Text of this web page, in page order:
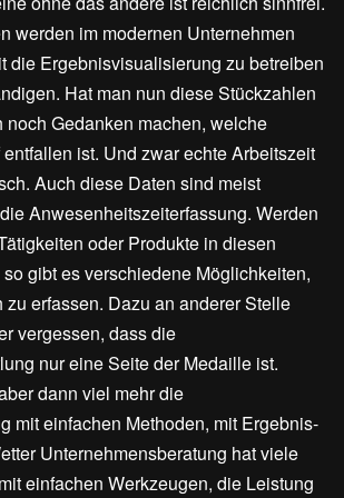
werden im modernen Unternehmen
die Ergebnisvisualisierung zu betreiben
Hat man nun diese Stückzahlen
noch Gedanken machen, welche
ist. Und zwar echte Arbeitszeit
Auch diese Daten sind meist
Anwesenheitszeiterfassung. Werden
oder Produkte in diesen
gibt es verschiedene Möglichkeiten,
erfassen. Dazu an anderer Stelle
vergessen, dass die
nur eine Seite der Medaille ist.
dann viel mehr die
mit einfachen Methoden, mit Ergebnis-
Unternehmensberatung hat viele
einfachen Werkzeugen, die Leistung